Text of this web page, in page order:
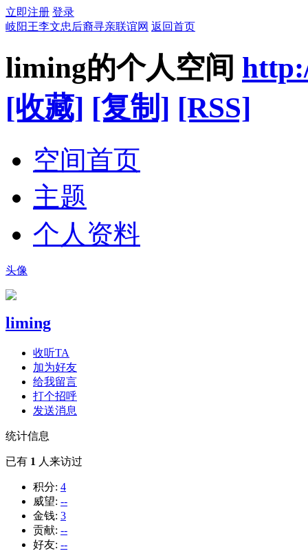
立即注册 登录
岐阳王李文忠后裔寻亲联谊网 返回首页
liming的个人空间
[收藏] [复制] [RSS]
空间首页
主题
个人资料
头像
liming
收听TA
加为好友
给我留言
打个招呼
发送消息
统计信息
已有 1 人来访过
积分: 4
威望: --
金钱: 3
贡献: --
好友: --